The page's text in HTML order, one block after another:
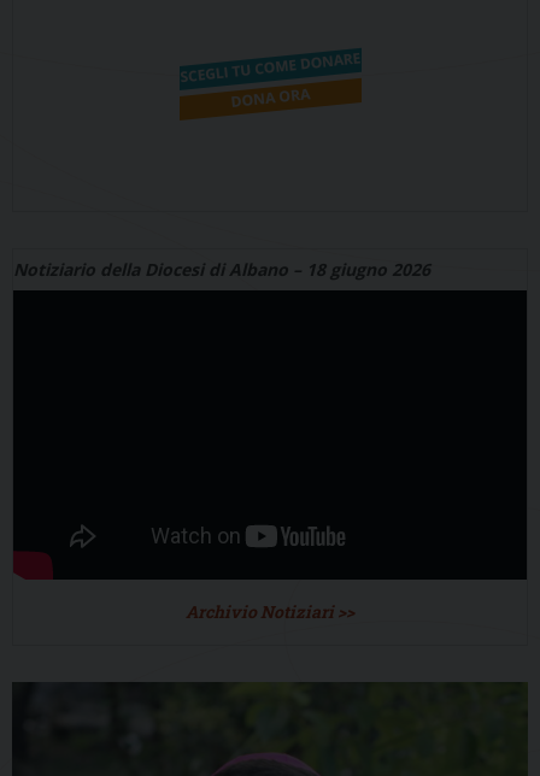
Notiziario della Diocesi di Albano – 18 giugno 2026
Archivio Notiziari >>